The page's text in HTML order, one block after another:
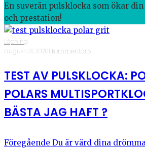
En suverän pulsklocka som ökar
och prestation!
Löpning
·augusti 31, 2020·1 kommentar·5
TEST AV PULSKLOCKA:
POLARS
BÄSTA JAG HAFT ?
Föregående Du är värd dina